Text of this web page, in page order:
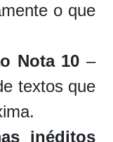
o que
Nota 10 –
textos que
inéditos